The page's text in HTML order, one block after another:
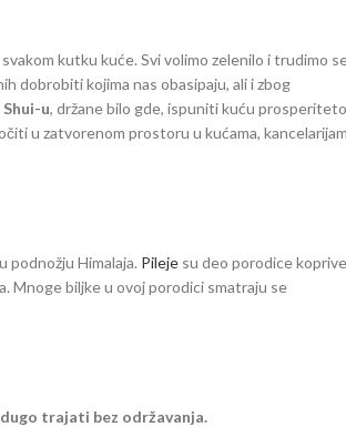
kutku kuće. Svi volimo zelenilo i trudimo
dobrobiti kojima nas obasipaju, ali i zbog
Shui-u, držane bilo gde, ispuniti kuću
u zatvorenom prostoru u kućama,
podnožju Himalaja. Pileje su deo porodice
Mnoge biljke u ovoj porodici smatraju se
trajati bez održavanja.